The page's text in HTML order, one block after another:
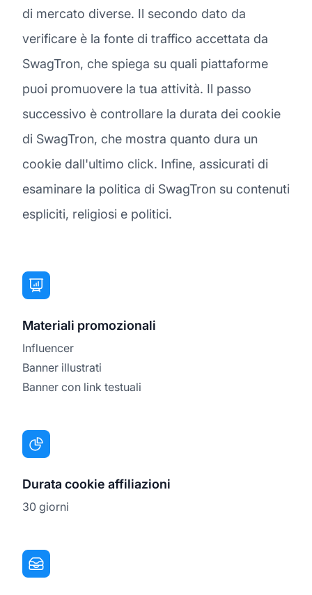
di mercato diverse. Il secondo dato da
verificare è la fonte di traffico accettata da
SwagTron, che spiega su quali piattaforme
puoi promuovere la tua attività. Il passo
successivo è controllare la durata dei cookie
di SwagTron, che mostra quanto dura un
cookie dall'ultimo click. Infine, assicurati di
esaminare la politica di SwagTron su contenuti
espliciti, religiosi e politici.
Materiali promozionali
Influencer
Banner illustrati
Banner con link testuali
Durata cookie affiliazioni
30 giorni